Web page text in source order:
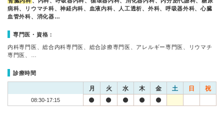
病科、リウマチ科、神経内科、血液内科、人工透析、外科、呼吸器外科、心臓
血管外科、消化器…
専門医・資格：
内科専門医、総合内科専門医、総合診療専門医、アレルギー専門医、リウマチ
専門医、…
診療時間
月 火 水 木 金 土 日 祝
08:30-17:15